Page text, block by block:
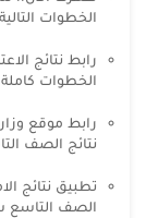
الخطوات التالية
الخطوات كاملة
نتائج الصف
تطبيق نتائج
الصف التاسع